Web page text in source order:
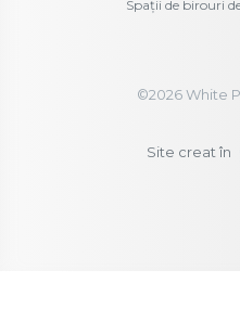
Spații de birouri
©2026White
Site creat în